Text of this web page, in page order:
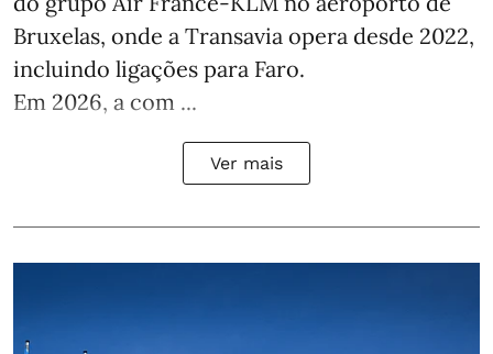
Bruxelas, onde a Transavia opera desde 2022,
incluindo ligações para Faro.
Em 2026, a com ...
Ver mais